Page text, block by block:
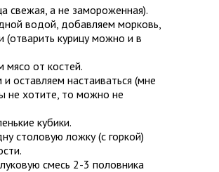
свежая, а не замороженная).
водой, добавляем морковь,
(отварить курицу можно и в
мясо от костей.
оставляем настаиваться (мне
не хотите, то можно не
кубики.
столовую ложку (с горкой)
смесь 2-3 половника